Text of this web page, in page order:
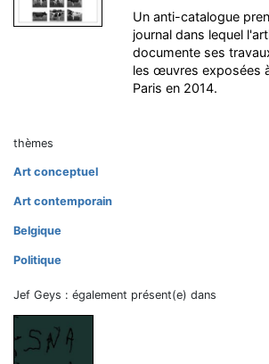
Un anti-catalogue
journal dans lequel
documente ses
les œuvres exposées
Paris en 2014.
thèmes
Art conceptuel
Art contemporain
Belgique
Politique
Jef Geys : également présent(e) dans